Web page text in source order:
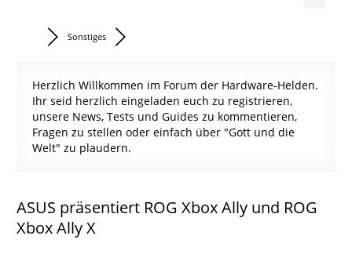
Sonstiges
Herzlich Willkommen im Forum der Hardware-Helden.
Ihr seid herzlich eingeladen euch zu registrieren,
unsere News, Tests und Guides zu kommentieren,
Fragen zu stellen oder einfach über "Gott und die
Welt" zu plaudern.
ASUS präsentiert ROG Xbox Ally und ROG
Xbox Ally X